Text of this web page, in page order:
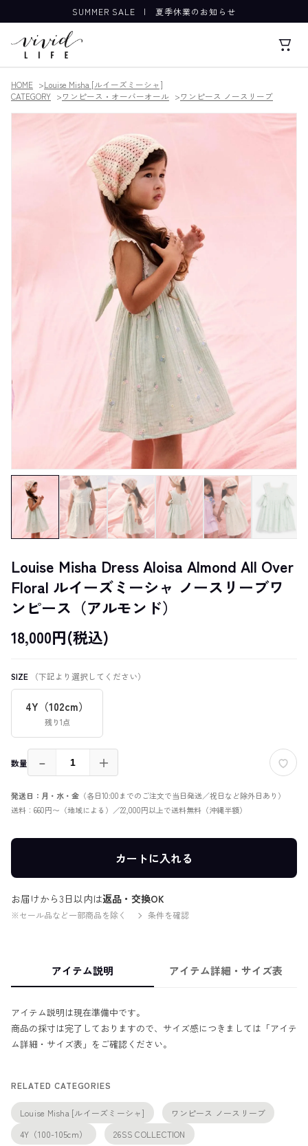
SUMMER SALE |夏季休業のお知らせ
HOME
Louise Misha [ルイーズミーシャ]
CATEGORY
ワンピース・オーバーオール ワンピース ノースリーブ
Louise Misha Dress Aloisa Almond All Over
Floral ルイーズミーシャ ノースリーブワ
ンピース（アルモンド）
18,000円(税込)
SIZE （下記より選択してください）
4Y（102cm）
残り1点
数量 － ＋
発送日：月・水・金 （各日10:00までのご注文で当日発送／祝日など除外日あり）
送料：660円〜（地域による）／22,000円以上で送料無料（沖縄半額）
カートに入れる
お届けから3日以内は返品・交換OK
※セール品など一部商品を除く 条件を確認
アイテム説明 アイテム詳細・サイズ表
アイテム説明は現在準備中です。
商品の採寸は完了しておりますので、サイズ感につきましては「アイテ
ム詳細・サイズ表」をご確認ください。
RELATED CATEGORIES
Louise Misha [ルイーズミーシャ]
ワンピース ノースリーブ
4Y（100-105cm）
26SS COLLECTION